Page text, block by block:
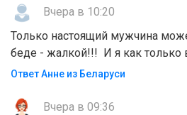
Вчера в 10:20
Только настоящий мужчина
беде - жалкой!!! И я как только
Ответ Анне из Беларуси
Вчера в 09:36